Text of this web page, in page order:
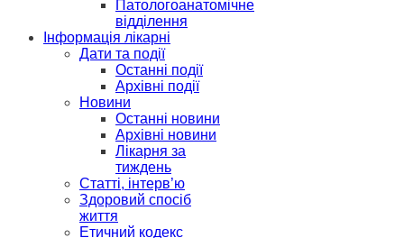
Патологоанатомічне
відділення
Інформація лікарні
Дати та події
Останні події
Архівні події
Новини
Останні новини
Архівні новини
Лікарня за
тиждень
Статті, інтерв’ю
Здоровий спосіб
життя
Етичний кодекс